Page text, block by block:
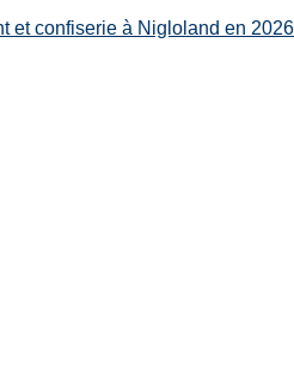
et confiserie à Nigloland en 2026